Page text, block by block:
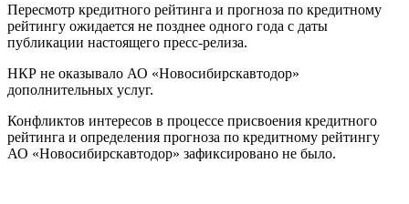
Пересмотр кредитного рейтинга и прогноза по кредитному
рейтингу ожидается не позднее одного года с даты
публикации настоящего пресс-релиза.
НКР не оказывало АО «Новосибирскавтодор»
дополнительных услуг.
Конфликтов интересов в процессе присвоения кредитного
рейтинга и определения прогноза по кредитному рейтингу
АО «Новосибирскавтодор» зафиксировано не было.